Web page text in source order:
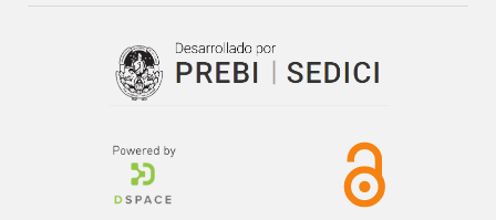
Cuaternario–CIC-UNMDP
Investigaciones en Fitopatología– CIC-UNLP
- “La ciencia en el siglo XXI va a generar desarrollo y